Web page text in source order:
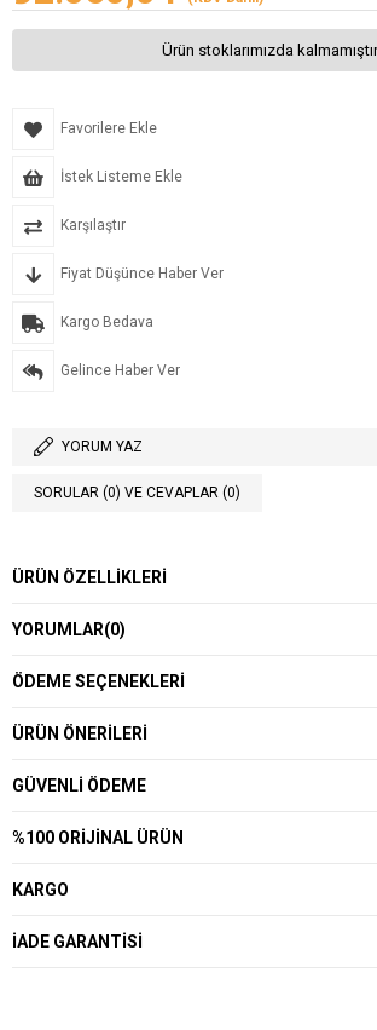
Ürün stoklarımızda
Favorilere Ekle
İstek Listeme Ekle
Karşılaştır
Fiyat Düşünce Haber Ver
Kargo Bedava
Gelince Haber Ver
YORUM YAZ
SORULAR (0) VE CEVAPLAR (0)
ÜRÜN ÖZELLIKLERI
YORUMLAR(0)
ÖDEME SEÇENEKLERI
ÜRÜN ÖNERILERI
GÜVENLI ÖDEME
%100 ORIJINAL ÜRÜN
KARGO
İADE GARANTISI